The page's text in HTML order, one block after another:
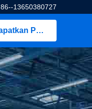
86--13650380727
Dapatkan Penawaran